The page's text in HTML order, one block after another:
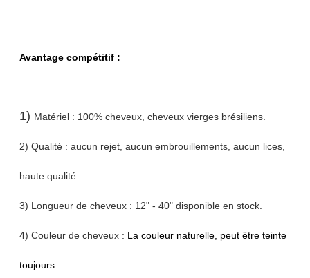
Avantage compétitif :
1) Matériel : 100% cheveux, cheveux vierges brésiliens.
2) Qualité : aucun rejet, aucun embrouillements, aucun lices,
haute qualité
3) Longueur de cheveux : 12" - 40" disponible en stock.
4) Couleur de cheveux : La couleur naturelle, peut être teinte
toujours.